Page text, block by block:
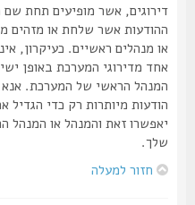
דירוגים, אשר מופיעים תחת שם
ההודעות אשר שלחת או מזהים
או מנהלים ראשיים. כעיקרון, אינך
אחד מדירוגי המערכת באופן ישיר
המנהל הראשי של המערכת. אנא אל
הודעות מיותרות רק כדי הגדיל את
יאפשרו זאת והמנהל או המנהל
חזור למעלה